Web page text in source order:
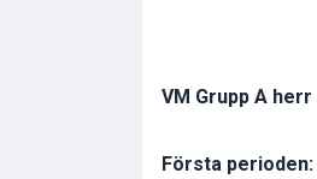
VM Grupp A herr
Första perioden: